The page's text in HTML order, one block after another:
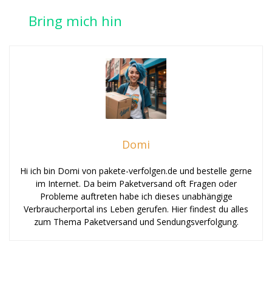
Bring mich hin
Domi
Hi ich bin Domi von pakete-verfolgen.de und bestelle gerne
im Internet. Da beim Paketversand oft Fragen oder
Probleme auftreten habe ich dieses unabhängige
Verbraucherportal ins Leben gerufen. Hier findest du alles
zum Thema Paketversand und Sendungsverfolgung.